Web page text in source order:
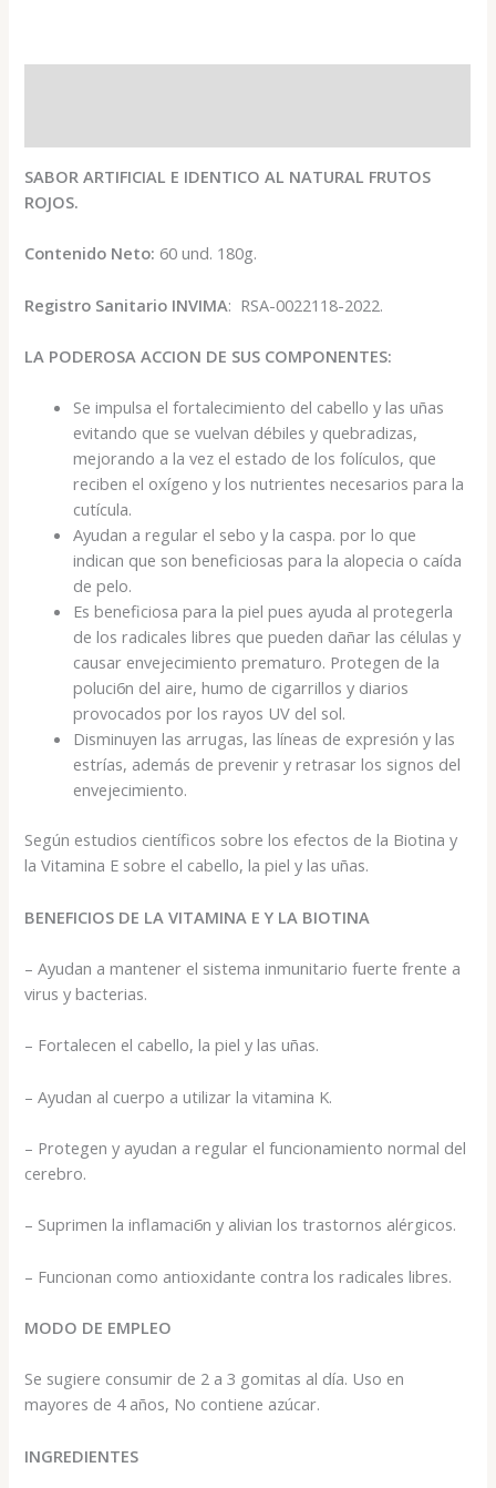
SABOR ARTIFICIAL E IDENTICO AL NATURAL FRUTOS
ROJOS.
Contenido Neto: 60 und. 180g.
Registro Sanitario INVIMA: RSA-0022118-2022.
LA PODEROSA ACCION DE SUS COMPONENTES:
Se impulsa el fortalecimiento del cabello y las uñas
evitando que se vuelvan débiles y quebradizas,
mejorando a la vez el estado de los folículos, que
reciben el oxígeno y los nutrientes necesarios para la
cutícula.
Ayudan a regular el sebo y la caspa. por lo que
indican que son beneficiosas para la alopecia o caída
de pelo.
Es beneficiosa para la piel pues ayuda al protegerla
de los radicales libres que pueden dañar las células y
causar envejecimiento prematuro. Protegen de la
poluci6n del aire, humo de cigarrillos y diarios
provocados por los rayos UV del sol.
Disminuyen las arrugas, las líneas de expresión y las
estrías, además de prevenir y retrasar los signos del
envejecimiento.
Según estudios científicos sobre los efectos de la Biotina y
la Vitamina E sobre el cabello, la piel y las uñas.
BENEFICIOS DE LA VITAMINA E Y LA BIOTINA
– Ayudan a mantener el sistema inmunitario fuerte frente a
virus y bacterias.
– Fortalecen el cabello, la piel y las uñas.
– Ayudan al cuerpo a utilizar la vitamina K.
– Protegen y ayudan a regular el funcionamiento normal del
cerebro.
– Suprimen la inflamaci6n y alivian los trastornos alérgicos.
– Funcionan como antioxidante contra los radicales libres.
MODO DE EMPLEO
Se sugiere consumir de 2 a 3 gomitas al día. Uso en
mayores de 4 años, No contiene azúcar.
INGREDIENTES